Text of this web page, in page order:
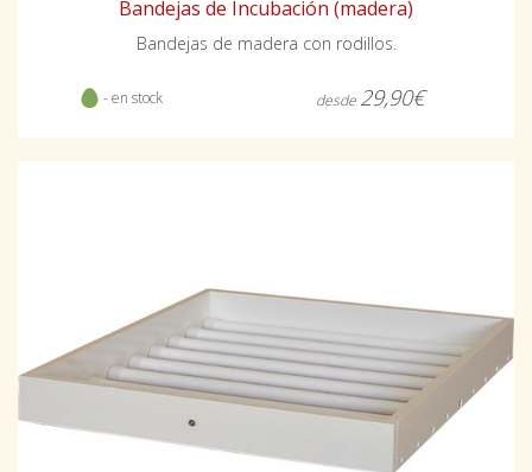
Bandejas de Incubación (madera)
Bandejas de madera con rodillos.
- en stock desde 29,90€